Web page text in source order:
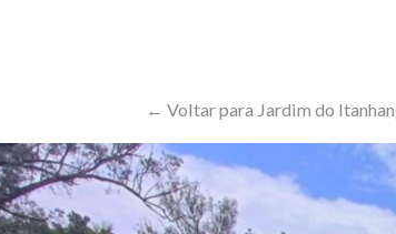
← Voltar para Jardim do